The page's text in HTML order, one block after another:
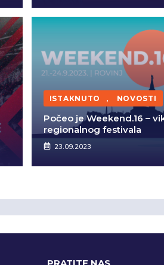
ISTAKNUTO , NOVOSTI
Počeo je Weekend.16 –
regionalnog festivala
23.09.2023
PRATITE NAS